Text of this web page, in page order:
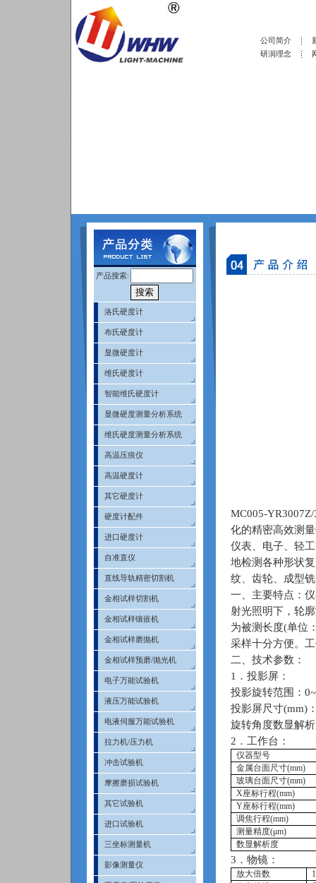
公司简介
研润理念
产品搜索:
洛氏硬度计
布氏硬度计
显微硬度计
维氏硬度计
智能维氏硬度计
显微硬度测量分析系统
维氏硬度测量分析系统
高温压痕仪
高温硬度计
其它硬度计
硬度计配件
进口硬度计
自准直仪
直线导轨精密切割机
金相试样切割机
金相试样镶嵌机
金相试样磨抛机
金相试样预磨/抛光机
电子万能试验机
液压万能试验机
电液伺服万能试验机
拉力机/压力机
冲击试验机
摩擦磨损试验机
其它试验机
进口试验机
三坐标测量机
影像测量仪
MC005-
化的精密高效测
仪表、电子、轻
地检测各种形状
纹、齿轮、成型
一、主要特点：
射光照明下，轮
为被测长度(单位
采样十分方便。
二、技术参数：
1 ．投影屏：
投影旋转范围：
投影屏尺寸(mm)
旋转角度数显解
2 ．工作台：
仪器型号
金属台面尺寸(mm)
玻璃台面尺寸(mm)
X座标行程(mm)
Y座标行程(mm)
调焦行程(mm)
测量精度(μm)
数显解析度
3 ．物镜：
放大倍数